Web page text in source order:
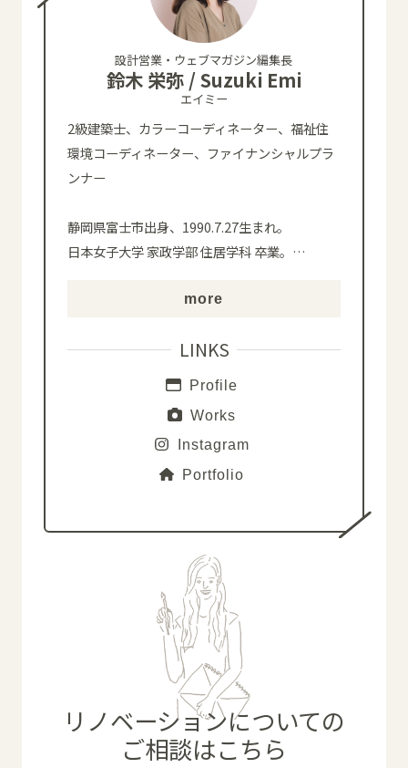
設計営業・ウェブマガジン編集長
鈴木 栄弥 / Suzuki Emi
エイミー
2級建築士、カラーコーディネーター、福祉住
環境コーディネーター、ファイナンシャルプラ
ンナー
静岡県富士市出身、1990.7.27生まれ。
日本女子大学 家政学部 住居学科 卒業。 …
more
LINKS
Profile
Works
Instagram
Portfolio
リノベーションについての
ご相談はこちら